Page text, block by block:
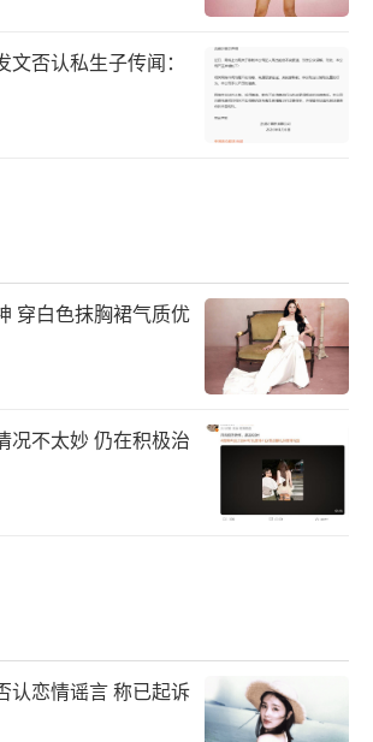
的飒爽英姿，必定会让更多观
电影中的精彩表现。
戏《传说》由唐季礼编剧并执
发行有限责任公司、英皇影业
礼想境界影视传媒有限公司、
化传媒有限公司出品，北京博
公司、上海淘票票影视文化有
像 (北京) 影业有限公司、博纳
司、广东博纳影业传媒有限公
广场环艺娱乐管理有限公司、
（责任编辑：李劲 CK005）
否认私生子传闻：
穿白色抹胸裙气质优
况不太妙 仍在积极治
认恋情谣言 称已起诉